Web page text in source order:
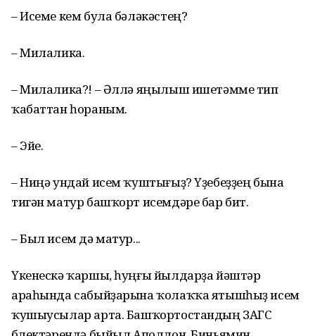
– Исеме кем була бәләкәстең?
– Милалика.
– Милалика?! – Әллә яңылыш ишетәмме тип
ҡабаттан һораным.
– Эйе.
– Ниңә ундай исем ҡуштығыҙ? Үҙебеҙҙең бына
тигән матур башҡорт исемдәре бар бит.
– Был исем дә матур...
Үкенескә ҡаршы, һуңғы йылдарҙа йәштәр
араһында сабыйҙарына ҡолаҡҡа ятышһыҙ исем
ҡушыусылар арта. Башҡортостандың ЗАГС